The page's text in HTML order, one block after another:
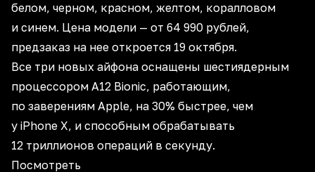
белом, черном, красном, желтом, коралловом
и синем. Цена модели — от 64 990 рублей,
предзаказ на нее откроется 19 октября.
Все три новых айфона оснащены шестиядерным
процессором A12 Bionic, работающим,
по заверениям Apple, на 30% быстрее, чем
у iPhone X, и способным обрабатывать
12 триллионов операций в секунду.
Посмотреть